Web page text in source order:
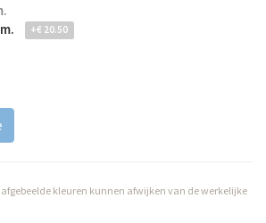
+€ 20.50
afgebeelde kleuren kunnen afwijken van de werkelijke